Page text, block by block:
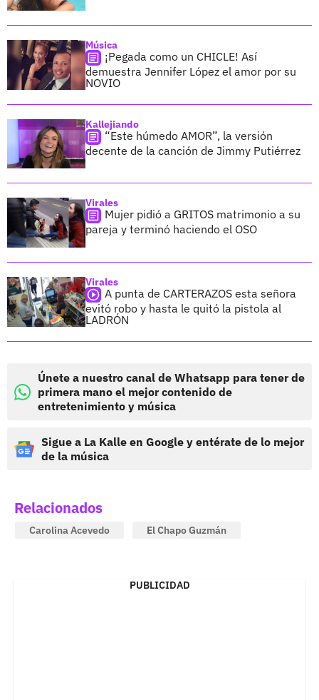
Música
¡Pegada como un CHICLE! Así
demuestra Jennifer López el amor por su
NOVIO
Kallejiando
“Este húmedo AMOR”, la versión
decente de la canción de Jimmy Putiérrez
Virales
Mujer pidió a GRITOS matrimonio a su
pareja y terminó haciendo el OSO
Virales
A punta de CARTERAZOS esta señora
evitó robo y hasta le quitó la pistola al
LADRÓN
Únete a nuestro canal de Whatsapp para tener de
primera mano el mejor contenido de
entretenimiento y música
Sigue a La Kalle en Google y entérate de lo mejor
de la música
Relacionados
Carolina Acevedo El Chapo Guzmán
PUBLICIDAD